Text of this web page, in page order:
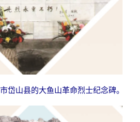
岱山县的大鱼山革命烈士纪念碑。